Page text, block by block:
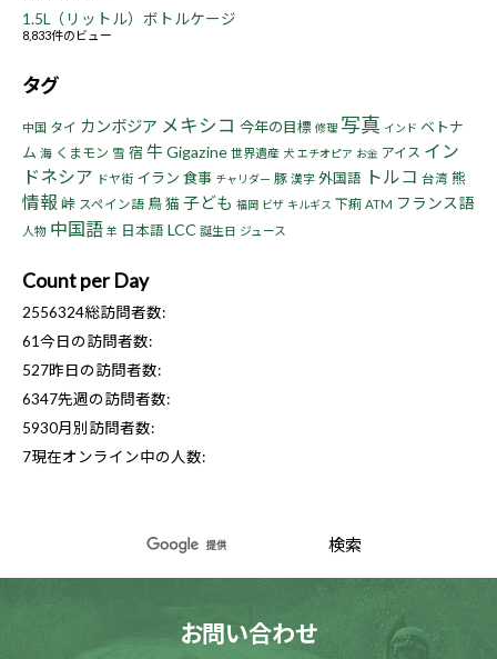
1.5L（リットル）ボトルケージ
8,833件のビュー
タグ
中国 タイ カンボジア メキシコ 今年の目標 修理 写真 インド ベトナ
ム 海 くまモン 雪 宿 牛Gigazine 世界遺産 犬 エチオピア お金 アイス イン
ドネシア ドヤ街 イラン 食事 チャリダー 豚 漢字 外国語 トルコ 台湾 熊
情報 峠 スペイン語 鳥猫子ども 福岡 ビザ キルギス 下痢 ATM フランス語
人物 中国語 羊 日本語 LCC 誕生日 ジュース
Count per Day
2556324総訪問者数:
61今日の訪問者数:
527昨日の訪問者数:
6347先週の訪問者数:
5930月別訪問者数:
7現在オンライン中の人数:
お問い合わせ